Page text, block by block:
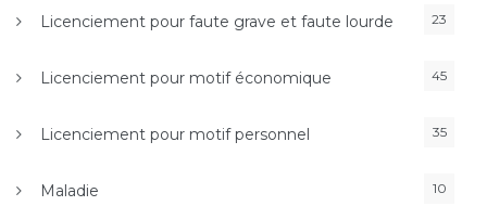
Licenciement pour faute grave et faute lourde 23
Licenciement pour motif économique 45
Licenciement pour motif personnel 35
Maladie 10